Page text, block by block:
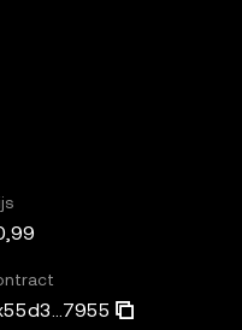
Paradigm, Variant Fund,